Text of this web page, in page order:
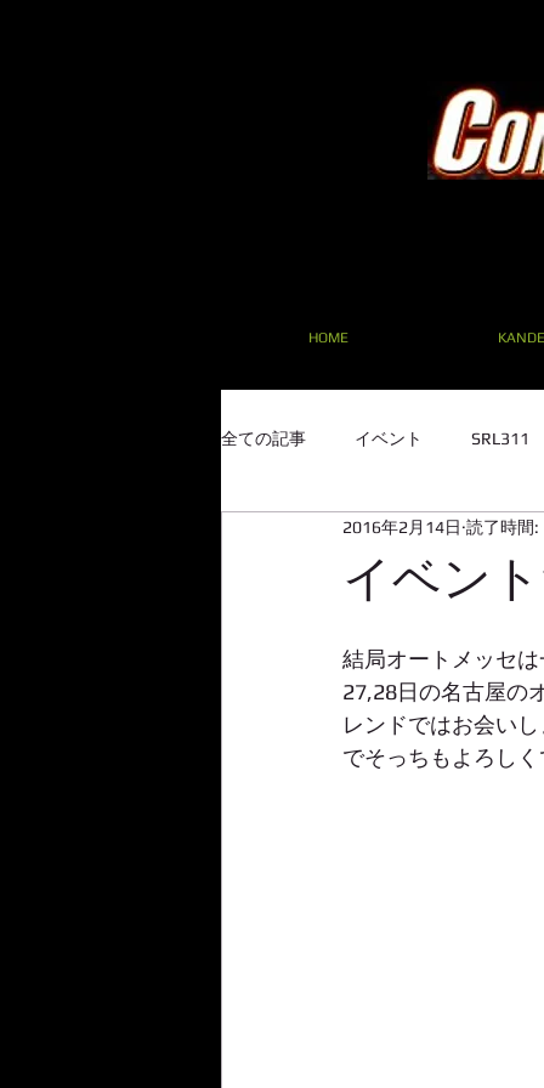
HOME
全ての記事 イベント SRL311
SRL311 フェアレディ F20C
イベン
2016年2月14日 読了時間:
結局オートメッセ
27,28日の名古屋の
レンドではお会い
でそっちもよろし